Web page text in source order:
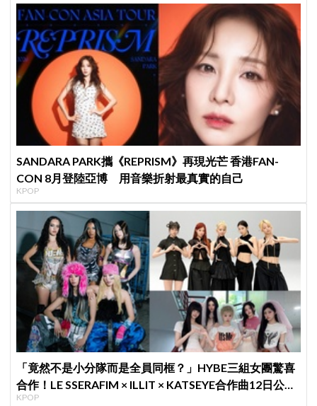
SANDARA PARK攜《REPRISM》再現光芒 香港FAN-
CON 8月登陸亞博 用音樂折射最真實的自己
KPOP
「竟然不是小分隊而是全員同框？」HYBE三組女團驚喜
合作！LE SSERAFIM × ILLIT × KATSEYE合作曲12日公開
＋打歌確定！
KPOP